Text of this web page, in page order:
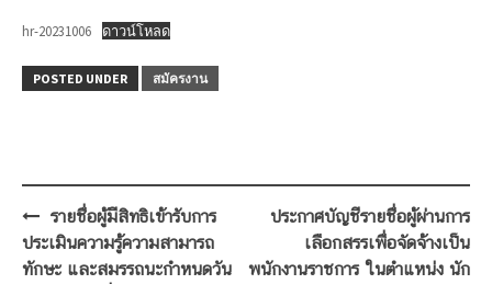
hr-20231006 ดาวน์โหลด
POSTED UNDER สมัครงาน
Post
navigation
รายชื่อผู้มีสิทธิเข้ารับการ
ประเมินความรู้ความสามารถ
ทักษะ และสมรรถนะกำหนดวัน
ประกาศบัญชีรายชื่อผู้ผ่านการ
เลือกสรรเพื่อจัดจ้างเป็น
พนักงานราชการ ในตำแหน่ง นัก